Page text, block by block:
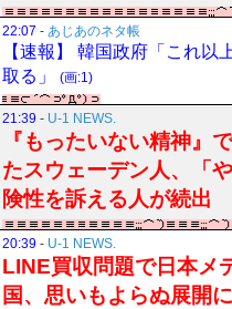
22:07 - あじあのネタ帳
【速報】 韓国政府「これ以
取る」
(画:1)
21:39 - U-1 NEWS.
『もったいない精神』
たスウェーデン人、「
険性を訴える人が続出
20:39 - U-1 NEWS.
LINE買収問題で日本メ
国、思いもよらぬ展開